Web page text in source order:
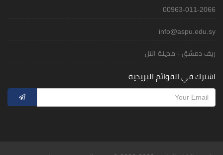
00963-011-2066
info@aspu.edu.sy
ريف دمشق - مدينة التل
اشترك في القوائم البريدية